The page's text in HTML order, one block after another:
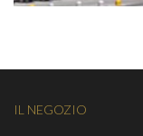
IL NEGOZIO